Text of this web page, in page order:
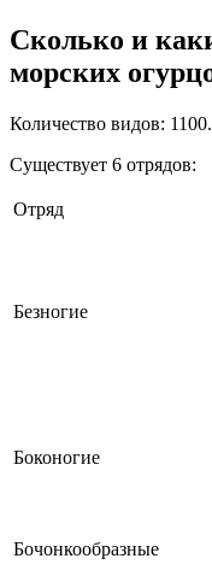
Сколько и
морских
Количество видов: 1100.
Существует 6 отрядов:
Отряд
Безногие
Боконогие
Бочонкообразные